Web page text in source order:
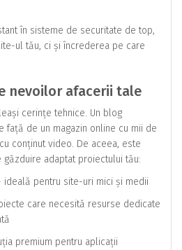
în sisteme de securitate de top,
ul tău, ci și încrederea pe care
nevoilor afacerii tale
cerințe tehnice. Un blog
față de un magazin online cu mii de
conținut video. De aceea, este
adaptat proiectului tău:
ideală pentru site-uri mici și medii
care necesită resurse dedicate
premium pentru aplicații